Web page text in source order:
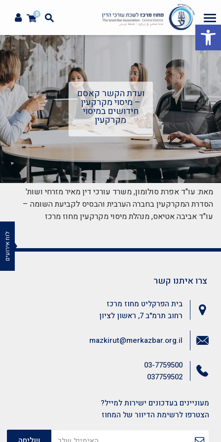
פתח סרגל נגישות
0
ועדת הקשר קאסם
– מיסוי מקרקעין
חידושים במיסוי
מקרקעין
מאת: עו"ד אפרת סולומון, משרד עורכי דין מאיר מזרחי ושות'
הסדרת המקרקעין בחברה הערבית והבסיס לקביעת השומה –
עו"ד אביבה אטיאס, מנהלת מיסוי מקרקעין מחוז מרכז
צרו איתנו קשר
בית הפרקליט מחוז מרכז
רחוב תרמ"ב 7, ראשון לציון
03-7759500
037759502
mazkirut@merkazbar.org.il
מעוניינים בעדכונים ישירות למייל?
הצטרפו לרשימת הדיוור של המחוז
לוח אירועים